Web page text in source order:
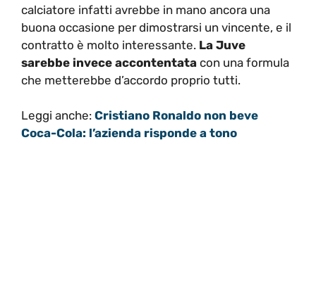
calciatore infatti avrebbe in mano ancora una
buona occasione per dimostrarsi un vincente, e il
contratto è molto interessante. La Juve
sarebbe invece accontentata con una formula
che metterebbe d’accordo proprio tutti.
Leggi anche: Cristiano Ronaldo non beve
Coca-Cola: l’azienda risponde a tono